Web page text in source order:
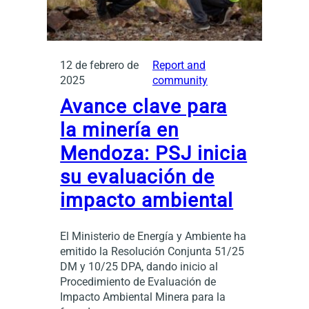
12 de febrero de
2025
Report and
community
Avance clave para
la minería en
Mendoza: PSJ inicia
su evaluación de
impacto ambiental
El Ministerio de Energía y Ambiente ha
emitido la Resolución Conjunta 51/25
DM y 10/25 DPA, dando inicio al
Procedimiento de Evaluación de
Impacto Ambiental Minera para la